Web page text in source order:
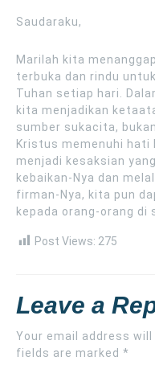
Saudaraku,
Marilah kita
terbuka dan rindu
Tuhan setiap hari.
kita menjadikan
sumber sukacita,
Kristus memenuhi hati
menjadi kesaksian
kebaikan-Nya dan
firman-Nya, kita pun
kepada orang-orang di
Post Views: 275
Leave a
Your email address
fields are marked *